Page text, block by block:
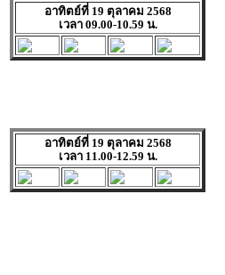
อาทิตย์ที่ 19 ตุลาคม 2568
เวลา 09.00-10.59 น.
อาทิตย์ที่ 19 ตุลาคม 2568
เวลา 11.00-12.59 น.